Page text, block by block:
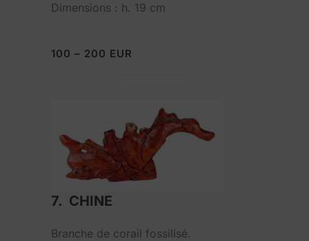
Dimensions : h. 19 cm
100 – 200 EUR
7. CHINE
Branche de corail fossilisé.